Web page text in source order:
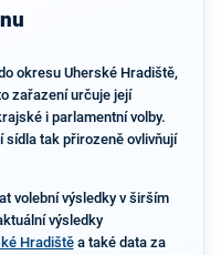
okresu Uherské Hradiště,
zařazení určuje její
i parlamentní volby.
sídla tak přirozeně ovlivňují
volební výsledky v širším
výsledky
Hradištěa také data za